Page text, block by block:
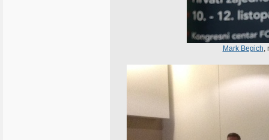
Mark Begich,